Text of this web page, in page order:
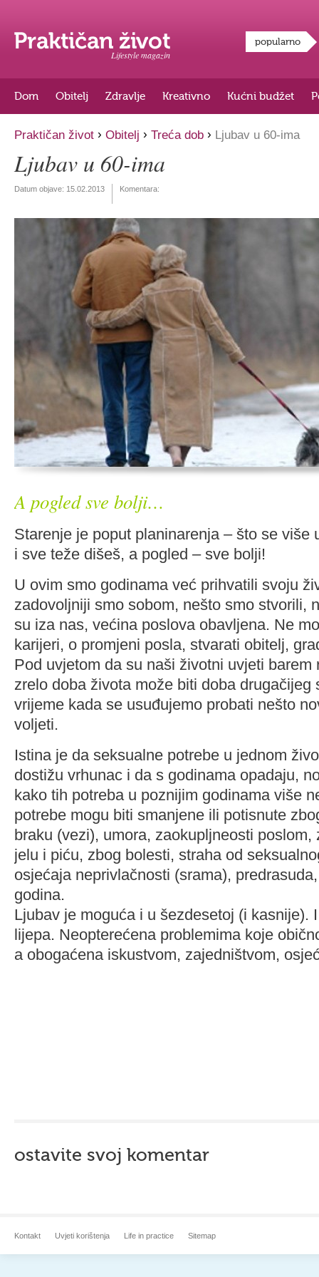
Lifestyle magazin
popularno
Dom Obitelj Zdravlje Kreativno Kućni budžet
Praktičan život › Obitelj › Treća dob › Ljubav u 60-ima
Ljubav u 60-ima
Datum objave: 15.02.2013 Komentara:
A pogled sve bolji…
Starenje je poput planinarenja – što se više
i sve teže dišeš, a pogled – sve bolji!
U ovim smo godinama već prihvatili svoju
zadovoljniji smo sobom, nešto smo stvorili,
su iza nas, većina poslova obavljena. Ne
karijeri, o promjeni posla, stvarati obitelj,
Pod uvjetom da su naši životni uvjeti barem
zrelo doba života može biti doba drugačijeg
vrijeme kada se usuđujemo probati nešto
voljeti.
Istina je da seksualne potrebe u jednom
dostižu vrhunac i da s godinama opadaju,
kako tih potreba u poznijim godinama više
potrebe mogu biti smanjene ili potisnute
braku (vezi), umora, zaokupljneosti poslom,
jelu i piću, zbog bolesti, straha od
osjećaja neprivlačnosti (srama),
godina.
Ljubav je moguća i u šezdesetoj (i kasnije).
lijepa. Neopterećena problemima koje
a obogaćena iskustvom, zajedništvom,
ostavite svoj komentar
Kontakt Uvjeti korištenja Life in practice Sitemap